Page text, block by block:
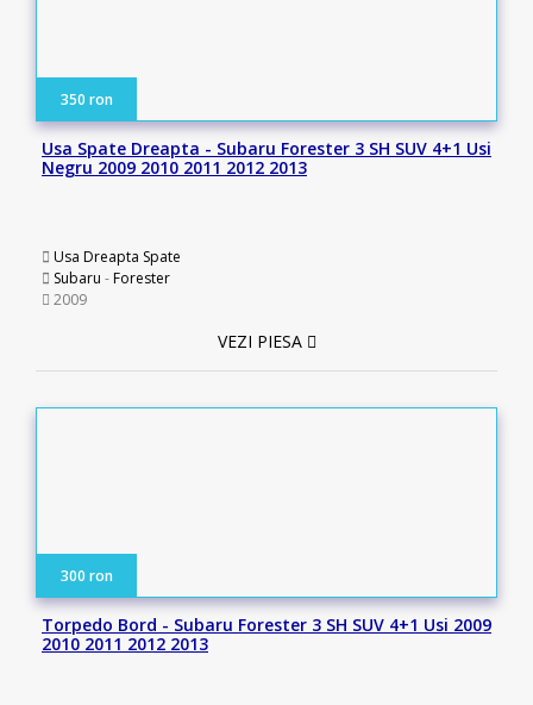
350 ron
Usa Spate Dreapta - Subaru Forester 3 SH SUV 4+1 Usi
Negru 2009 2010 2011 2012 2013
Usa Dreapta Spate
Subaru -Forester
2009
VEZI PIESA
300 ron
Torpedo Bord - Subaru Forester 3 SH SUV 4+1 Usi 2009
2010 2011 2012 2013